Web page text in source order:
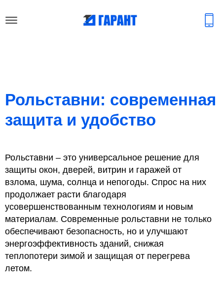
Рольставни: современная
защита и удобство
Рольставни – это универсальное решение для
защиты окон, дверей, витрин и гаражей от
взлома, шума, солнца и непогоды. Спрос на них
продолжает расти благодаря
усовершенствованным технологиям и новым
материалам. Современные рольставни не только
обеспечивают безопасность, но и улучшают
энергоэффективность зданий, снижая
теплопотери зимой и защищая от перегрева
летом.